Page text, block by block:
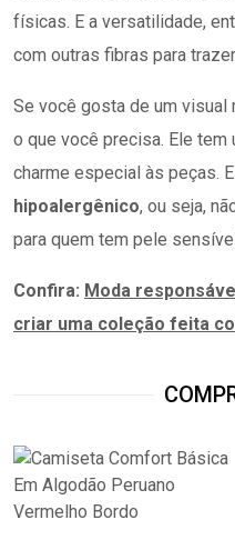
físicas. E a versatilidade,
com outras fibras para
Se você gosta de um visual
o que você precisa. Ele
charme especial às peças.
hipoalergênico, ou seja,
para quem tem pele
Confira: Moda
criar uma coleção feita